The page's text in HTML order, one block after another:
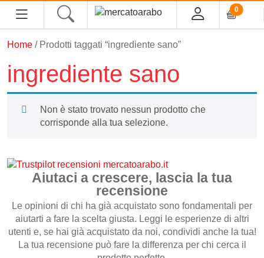
0
ALIMENTARI
COSMESI
SOUK
MACELLERIA
INGROSSO
Home / Prodotti taggati “ingrediente sano”
ingrediente sano
Non è stato trovato nessun prodotto che
corrisponde alla tua selezione.
Aiutaci a crescere, lascia la tua
recensione
Le opinioni di chi ha già acquistato sono fondamentali per
aiutarti a fare la scelta giusta. Leggi le esperienze di altri
utenti e, se hai già acquistato da noi, condividi anche la tua!
La tua recensione può fare la differenza per chi cerca il